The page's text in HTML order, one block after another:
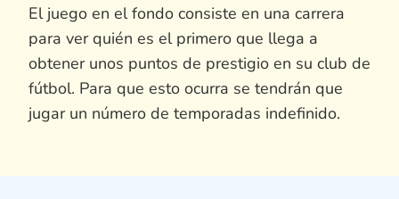
El juego en el fondo consiste en una carrera
para ver quién es el primero que llega a
obtener unos puntos de prestigio en su club de
fútbol. Para que esto ocurra se tendrán que
jugar un número de temporadas indefinido.